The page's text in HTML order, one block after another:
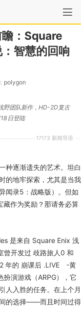
：Square
智慧的回响
polygon
17173 新闻导语
野团队新作，HD-2D复古
日登陆
种逐渐遗失的艺术。坦白
的地牢探索，尤其是当我
闻录5：战略版）。但如
作为奖励？那请务必算
是来自 Square Enix 浅
曾开发过 歧路旅人0 和
年的 崩课后 .LIVE -黄
演游戏（ARPG），它
人入胜的任务。在上个月
的选择——而且时间过得